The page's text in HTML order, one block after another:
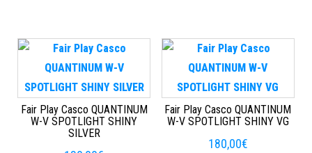
Fair Play Casco QUANTINUM
W-V SPOTLIGHT SHINY
SILVER
Fair Play Casco QUANTINUM
W-V SPOTLIGHT SHINY VG
180,00€